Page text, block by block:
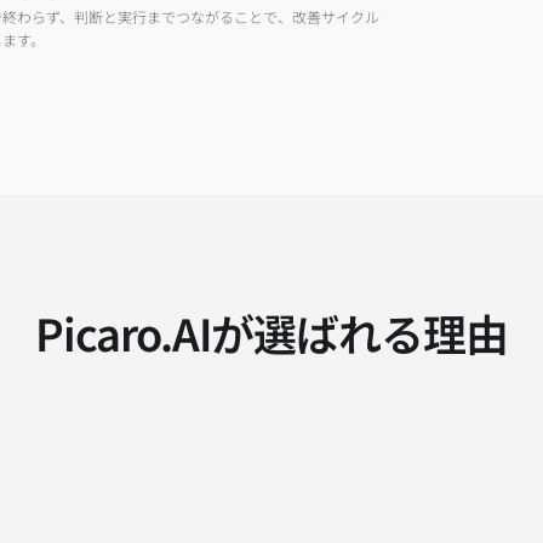
わらず、判断と実行までつながることで、改善サイクル
す。
Picaro.AIが選ばれる理由